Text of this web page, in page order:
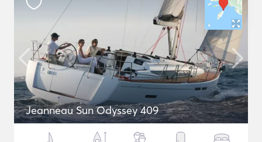
Jeanneau Sun Odyssey 409